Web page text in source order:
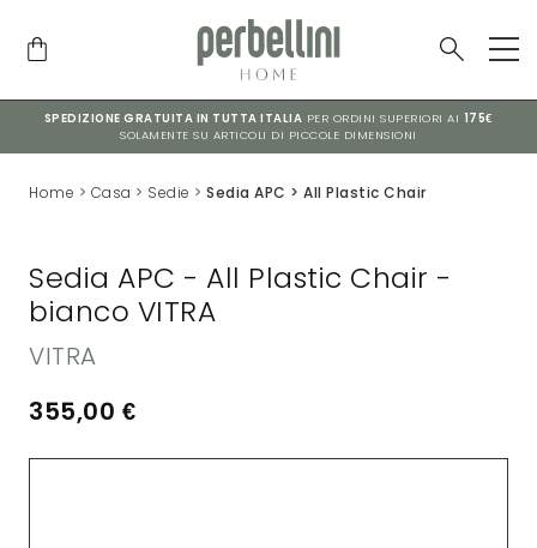
SPEDIZIONE GRATUITA IN TUTTA ITALIA PER ORDINI SUPERIORI AI 175€
SOLAMENTE SU ARTICOLI DI PICCOLE DIMENSIONI
Home > Casa > Sedie > Sedia APC > All Plastic Chair
Sedia APC - All Plastic Chair -
bianco VITRA
VITRA
355,00 €